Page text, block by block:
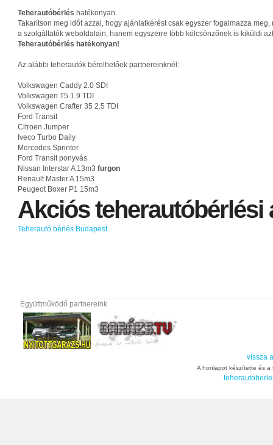
Teherautóbérlés hatékonyan.
Takarítson meg időt azzal, hogy ajánlatkérést csak egyszer fogalmazza
a szolgáltatók weboldalain, hanem egyszerre több kölcsönzőnek is kiküldi
Teherautóbérlés hatékonyan!
Az alábbi teherautók bérelhetőek partnereinknél:
Volkswagen Caddy 2.0 SDI
Volkswagen T5 1.9 TDI
Volkswagen Crafter 35 2.5 TDI
Ford Transit
Citroen Jumper
Iveco Turbo Daily
Mercedes Sprinter
Ford Transit ponyvás
Nissan Interstar A 13m3 furgon
Renault Master A 15m3
Peugeot Boxer P1 15m3
Akciósteherautóbérlési
Teherautó bérlés Budapest
Együttműködő partnereink
vissza
A honlapot készítette és